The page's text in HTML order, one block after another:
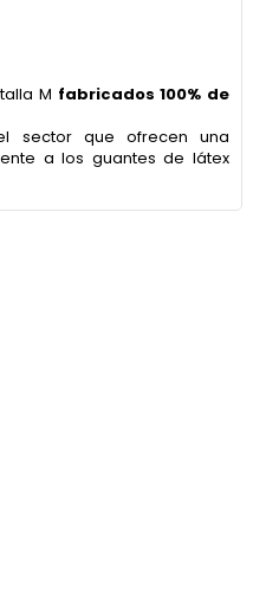
M fabricados 100% de
sector que ofrecen una
a los guantes de látex